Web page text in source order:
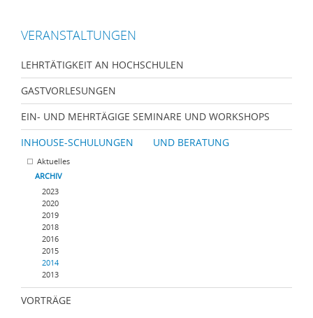
VERANSTALTUNGEN
LEHRTÄTIGKEIT AN HOCHSCHULEN
GASTVORLESUNGEN
EIN- UND MEHRTÄGIGE SEMINARE UND WORKSHOPS
INHOUSE-SCHULUNGEN UND BERATUNG
Aktuelles
ARCHIV
2023
2020
2019
2018
2016
2015
2014
2013
VORTRÄGE